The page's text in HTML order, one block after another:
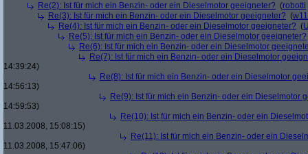
Re(2): Ist für mich ein Benzin- oder ein Dieselmotor geeigneter? (robotti
Re(3): Ist für mich ein Benzin- oder ein Dieselmotor geeigneter? (
Re(4): Ist für mich ein Benzin- oder ein Dieselmotor geeigneter? (
Re(5): Ist für mich ein Benzin- oder ein Dieselmotor geeigneter?
Re(6): Ist für mich ein Benzin- oder ein Dieselmotor
Re(7): Ist für mich ein Benzin- oder ein Dieselmotor
14:39:24)
Re(8): Ist für mich ein Benzin- oder ein Dieselmotor
14:56:13)
Re(9): Ist für mich ein Benzin- oder ein Dieselmotor
14:59:53)
Re(10): Ist für mich ein Benzin- oder ein
11.03.2008, 15:08:15)
Re(11): Ist für mich ein Benzin- oder ein
11.03.2008, 15:47:06)